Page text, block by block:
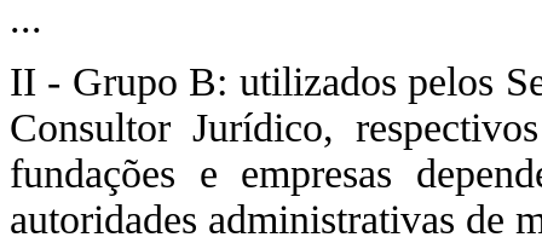
...
II - Grupo B: utilizados pelos
Consultor Jurídico,
fundações e empresas
autoridades administrativas de